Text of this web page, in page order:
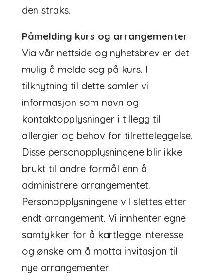
den straks.
Påmelding kurs og arrangementer
Via vår nettside og nyhetsbrev er det
mulig å melde seg på kurs. I
tilknytning til dette samler vi
informasjon som navn og
kontaktopplysninger i tillegg til
allergier og behov for tilretteleggelse.
Disse personopplysningene blir ikke
brukt til andre formål enn å
administrere arrangementet.
Personopplysningene vil slettes etter
endt arrangement. Vi innhenter egne
samtykker for å kartlegge interesse
og ønske om å motta invitasjon til
nye arrangementer.